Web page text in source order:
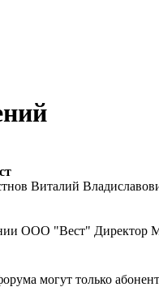
Виталий
ООО "Вест" Директор
могут только